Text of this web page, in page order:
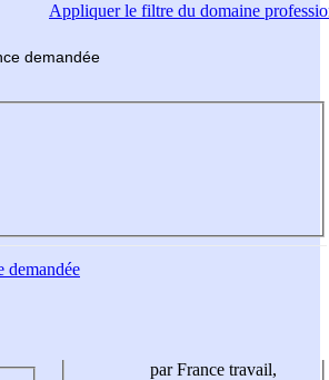
Appliquerle filtre du domaine
demandée
demandée
par France travail,